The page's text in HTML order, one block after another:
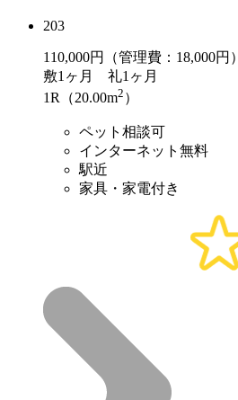
203
110,000円（管理費：18,000円）
敷1ヶ月 礼1ヶ月
1R（20.00m2 ）
ペット相談可
インターネット無料
駅近
家具・家電付き